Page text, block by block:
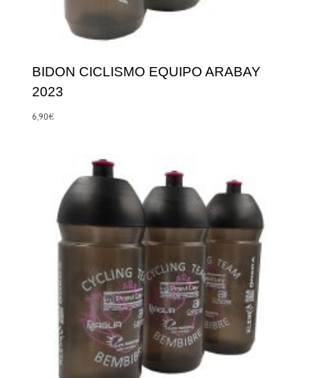
BIDON CICLISMO EQUIPO ARABAY
2023
6,90€